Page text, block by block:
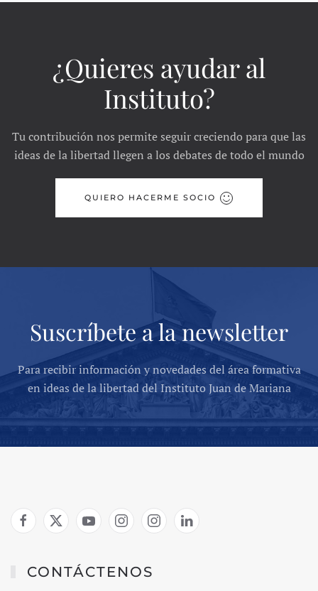
¿Quieres ayudar al
Instituto?
Tu contribución nos permite seguir creciendo para que las
ideas de la libertad llegen a los debates de todo el mundo
QUIERO HACERME SOCIO
Suscríbete a la newsletter
Para recibir información y novedades del área formativa
en ideas de la libertad del Instituto Juan de Mariana
CONTÁCTENOS